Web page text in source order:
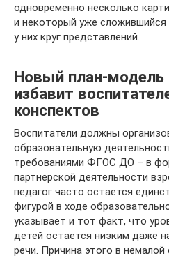
одновременно несколько
и некоторый уже
у них круг представлений.
Новый план-
избавит
конспектов
Воспитатели должны
образовательную
требованиями ФГОС ДО – в
партнерской деятельности
педагог часто остается
фигурой в ходе
указывает и тот факт, что
детей остается низким даже
речи. Причина этого в